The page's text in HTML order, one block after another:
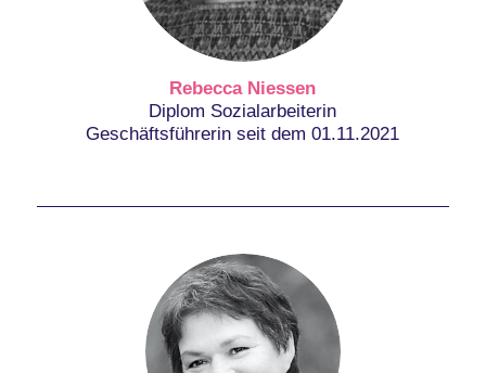
Rebecca Niessen
Diplom Sozialarbeiterin
Geschäftsführerin seit dem 01.11.2021